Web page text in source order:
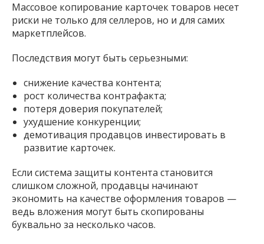
Массовое копирование карточек товаров несет
риски не только для селлеров, но и для самих
маркетплейсов.
Последствия могут быть серьезными:
снижение качества контента;
рост количества контрафакта;
потеря доверия покупателей;
ухудшение конкуренции;
демотивация продавцов инвестировать в
развитие карточек.
Если система защиты контента становится
слишком сложной, продавцы начинают
экономить на качестве оформления товаров —
ведь вложения могут быть скопированы
буквально за несколько часов.